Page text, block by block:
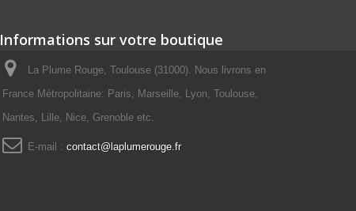
Informations sur votre boutique
La Plume Rouge, Toulouse (31000). Nous livrons en
France Métropolitaine: Paris, Marseille, Lyon, Toulouse,
Nantes, Lille, Nice, Grenoble etc.
E-mail : contact@laplumerouge.fr